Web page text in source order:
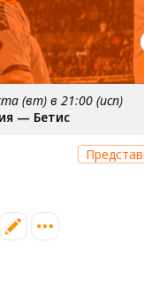
(вт) в 21:00 (исп)
— Бетис